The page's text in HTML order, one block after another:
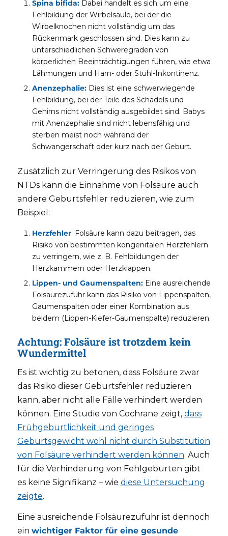
Spina bifida: Dabei handelt es sich um eine
Fehlbildung der Wirbelsäule, bei der die
Wirbelknochen nicht vollständig um das
Rückenmark geschlossen sind. Dies kann zu
unterschiedlichen Schweregraden von
körperlichen Beeinträchtigungen führen, wie etwa
Lähmungen und Harn- oder Stuhl-Inkontinenz.
Anenzephalie:Dies ist eine schwerwiegende
Fehlbildung, bei der Teile des Schädels und
Gehirns nicht vollständig ausgebildet sind. Babys
mit Anenzephalie sind nicht lebensfähig und
sterben meist noch während der
Schwangerschaft oder kurz nach der Geburt.
Zusätzlich zur Verringerung des Risikos von
NTDs kann die Einnahme von Folsäure auch
andere Geburtsfehler reduzieren, wie zum
Beispiel:
Herzfehler: Folsäure kann dazu beitragen, das
Risiko von bestimmten kongenitalen Herzfehlern
zu verringern, wie z. B. Fehlbildungen der
Herzkammern oder Herzklappen.
Lippen- und Gaumenspalten:Eine ausreichende
Folsäurezufuhr kann das Risiko von Lippenspalten,
Gaumenspalten oder einer Kombination aus
beidem (Lippen-Kiefer-Gaumenspalte) reduzieren.
Achtung: Folsäure ist trotzdem kein
Wundermittel
Es ist wichtig zu betonen, dass Folsäure zwar
das Risiko dieser Geburtsfehler reduzieren
kann, aber nicht alle Fälle verhindert werden
können. Eine Studie von Cochrane zeigt, dass
Frühgeburtlichkeit und geringes
Geburtsgewicht wohl nicht durch Substitution
von Folsäure verhindert werden können. Auch
für die Verhinderung von Fehlgeburten gibt
es keine Signifikanz – wie diese Untersuchung
zeigte.
Eine ausreichende Folsäurezufuhr ist dennoch
ein wichtiger Faktor für eine gesunde